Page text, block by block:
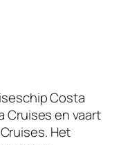
Costa
Cruises en vaart
Het